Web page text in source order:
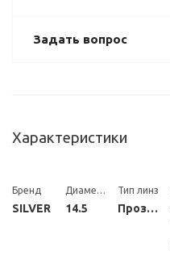
Задать вопрос
Характеристики
Бренд
SILVER
Диаметр
14.5
Тип линз
Прозрачные